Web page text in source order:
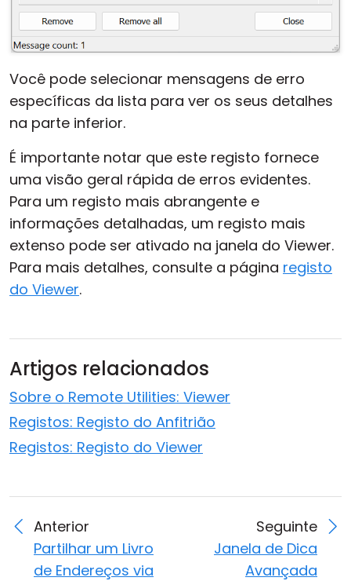
Você pode selecionar mensagens de erro
específicas da lista para ver os seus detalhes
na parte inferior.
É importante notar que este registo fornece
uma visão geral rápida de erros evidentes.
Para um registo mais abrangente e
informações detalhadas, um registo mais
extenso pode ser ativado na janela do Viewer.
Para mais detalhes, consulte a página registo
do Viewer.
Artigos relacionados
Sobre o Remote Utilities: Viewer
Registos: Registo do Anfitrião
Registos: Registo do Viewer
Anterior
Partilhar um Livro
de Endereços via
Seguinte
Janela de Dica
Avançada